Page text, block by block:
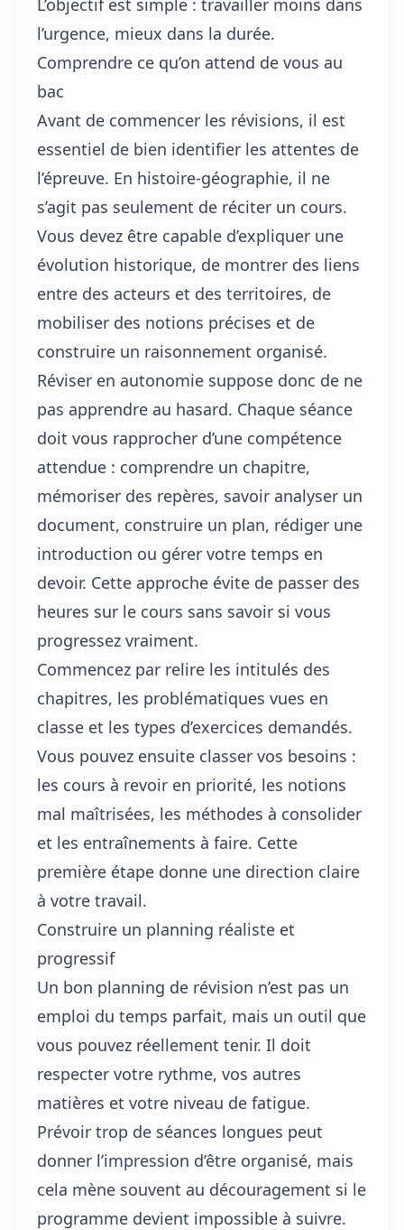
L’objectif est simple : travailler moins dans
l’urgence, mieux dans la durée.
Comprendre ce qu’on attend de vous au
bac
Avant de commencer les révisions, il est
essentiel de bien identifier les attentes de
l’épreuve. En histoire-géographie, il ne
s’agit pas seulement de réciter un cours.
Vous devez être capable d’expliquer une
évolution historique, de montrer des liens
entre des acteurs et des territoires, de
mobiliser des notions précises et de
construire un raisonnement organisé.
Réviser en autonomie suppose donc de ne
pas apprendre au hasard. Chaque séance
doit vous rapprocher d’une compétence
attendue : comprendre un chapitre,
mémoriser des repères, savoir analyser un
document, construire un plan, rédiger une
introduction ou gérer votre temps en
devoir. Cette approche évite de passer des
heures sur le cours sans savoir si vous
progressez vraiment.
Commencez par relire les intitulés des
chapitres, les problématiques vues en
classe et les types d’exercices demandés.
Vous pouvez ensuite classer vos besoins :
les cours à revoir en priorité, les notions
mal maîtrisées, les méthodes à consolider
et les entraînements à faire. Cette
première étape donne une direction claire
à votre travail.
Construire un planning réaliste et
progressif
Un bon planning de révision n’est pas un
emploi du temps parfait, mais un outil que
vous pouvez réellement tenir. Il doit
respecter votre rythme, vos autres
matières et votre niveau de fatigue.
Prévoir trop de séances longues peut
donner l’impression d’être organisé, mais
cela mène souvent au découragement si le
programme devient impossible à suivre.